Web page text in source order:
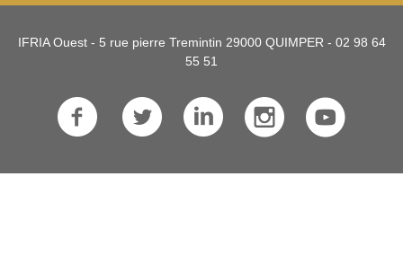
IFRIA Ouest - 5 rue pierre Tremintin 29000 QUIMPER - 02 98 64
55 51